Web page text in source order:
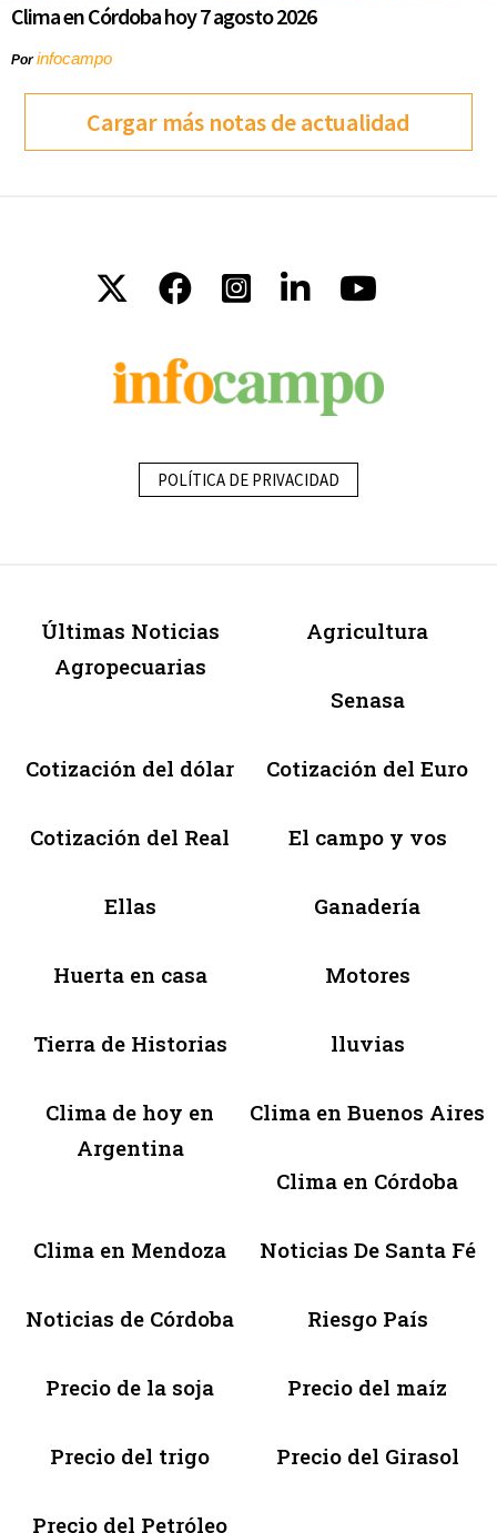
Clima en Córdoba hoy 7 agosto 2026
Porinfocampo
Cargar más notas de actualidad
POLÍTICA DE PRIVACIDAD
Últimas Noticias
Agropecuarias
Agricultura
Senasa
Cotización del dólar Cotización del Euro
Cotización del Real El campo y vos
Ellas Ganadería
Huerta en casa Motores
Tierra de Historias lluvias
Clima de hoy en
Argentina
Clima en Buenos Aires
Clima en Córdoba
Clima en Mendoza Noticias De Santa Fé
Noticias de Córdoba Riesgo País
Precio de la soja Precio del maíz
Precio del trigo Precio del Girasol
Precio del Petróleo